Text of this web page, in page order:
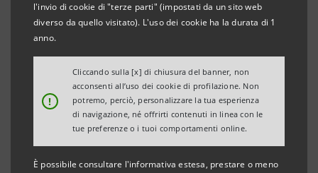
l'invio di cookie di "terze parti" (impostati da un sito web
diverso da quello visitato). L'uso dei cookie ha la durata di 1
anno.
!
Cliccando sulla [x] di chiusura del banner, non
acconsenti all’uso dei cookie di profilazione. Non
potremo, perciò, personalizzare la tua esperienza
di navigazione, né offrirti contenuti in linea con le
tue preferenze o i tuoi comportamenti online.
È possibile consultare l'informativa estesa, prestare o meno
SPORT
Olimpia Milano: la
partnership con Intesa
Sanpaolo